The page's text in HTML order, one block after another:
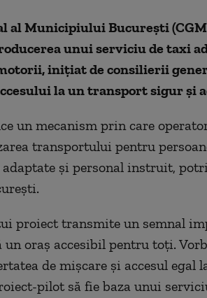
al Municipiului București
unui serviciu de taxi
inițiat de consilierii
la un transport sigur și
un mecanism prin care
transportului pentru
adaptate și personal instruit,
proiect transmite un semnal
un oraș accesibil pentru toți.
de mișcare și accesul egal
pilot să fie baza unui